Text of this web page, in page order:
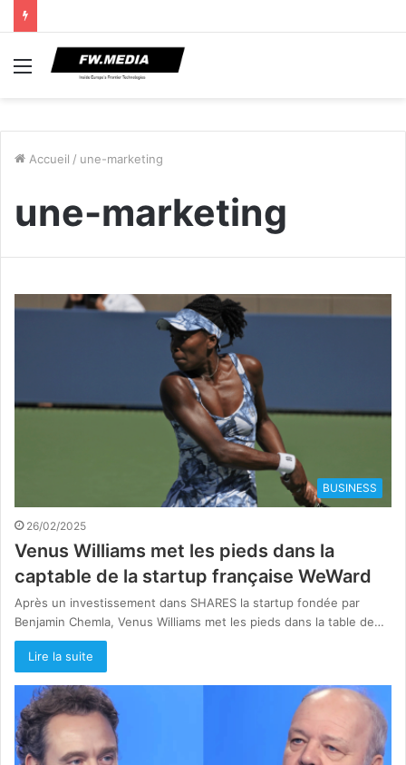
Menu
Accueil / une-marketing
une-marketing
BUSINESS
26/02/2025
Venus Williams met les pieds dans la
captable de la startup française WeWard
Après un investissement dans SHARES la startup fondée par
Benjamin Chemla, Venus Williams met les pieds dans la table de…
Lire la suite